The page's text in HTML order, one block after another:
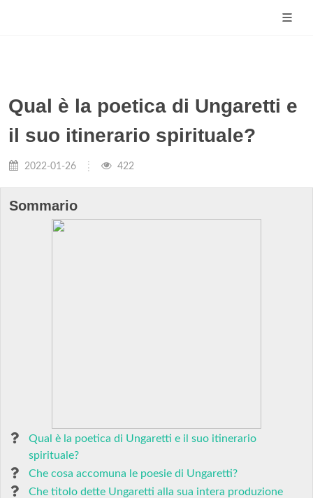
Qual è la poetica di Ungaretti e
il suo itinerario spirituale?
2022-01-26 422
Sommario
Qual è la poetica di Ungaretti e il suo itinerario
spirituale?
Che cosa accomuna le poesie di Ungaretti?
Che titolo dette Ungaretti alla sua intera produzione